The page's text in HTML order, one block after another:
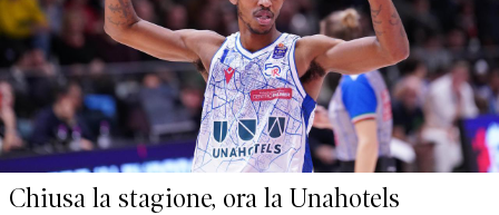
Chiusa la stagione, ora la Unahotels